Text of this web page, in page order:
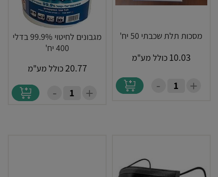
מסכות תלת שכבתי 50 יח'
10.03 כולל מע"מ
+
-
מגבונים לחיטוי 99.9% בדלי
400 יח'
20.77כולל מע"מ
+
-